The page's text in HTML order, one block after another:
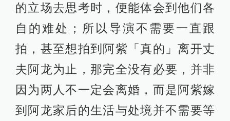
的立场去思考时，便能体会到他们各
自的难处；所以导演不需要一直跟
拍，甚至想拍到阿紫「真的」离开丈
夫阿龙为止，那完全没有必要，并非
因为两人不一定会离婚，而是阿紫嫁
到阿龙家后的生活与处境并不需要等